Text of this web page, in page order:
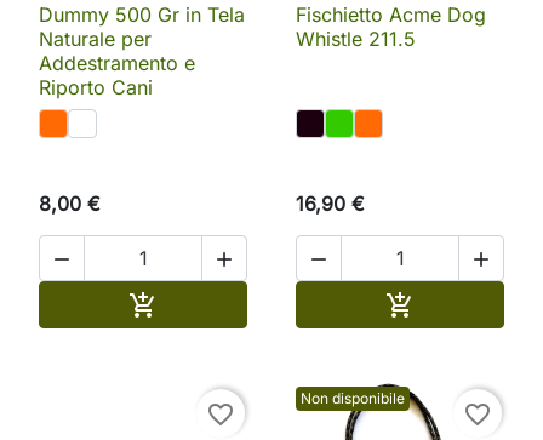
Dummy 500 Gr in Tela
Naturale per
Addestramento e
Riporto Cani
8,00 €
 

Fischietto Acme Dog
Whistle 211.5
16,90 €
 

favorite_border
Non disponibile
favorite_border